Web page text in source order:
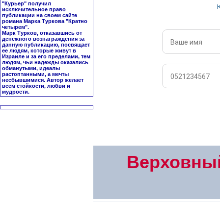
"Курьер" получил
исключительное право
публикации на своем сайте
романа Марка Туркова "Кратно
четырем".
Марк Турков, отказавшись от
денежного вознаграждения за
данную публикацию, посвящает
ее людям, которые живут в
Израиле и за его пределами, тем
людям, чьи надежды оказались
обманутыми, идеалы
растоптанными, а мечты
несбывшимися. Автор желает
всем стойкости, любви и
мудрости.